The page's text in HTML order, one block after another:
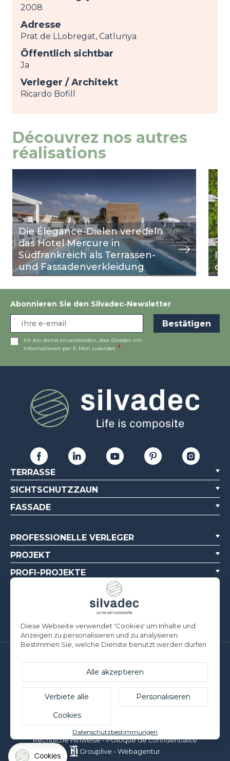
2008
Adresse
Prat de LLobregat, Catlunya
Öffentlich sichtbar
Ja
Verleger / Architekt
Ricardo Bofill
Découvrez nos autres
réalisations
Die Élégance-Dielen veredeln
das Hotel Mercure in
Südfrankreich als Terrassen-
und Fassadenverkleidung
de
Abonnieren Sie den Silvadec-Newsletter
Ich bin damit einverstanden, dass Silvadec mir
Informationen per E-Mail zusendet.
TERRASSE
SICHTSCHUTZZAUN
FASSADE
PROFESSIONELLE VERLEGER
PROJEKT
PROFI-PROJEKTE
DOKUMENTATIONSQUELLEN
Silvadec Deutschland
Ludwig-Erhard-Straße 3
D-84069 Schierling | T. +49 9451 9443 500
Silvadec France
Parc d’Activités de l’Estuaire
F-56190 ARZAL | T. +33 (0)2 97 450 900
© Silvadec - Alle Rechte vorbehalten - Nicht vertragliche Fotos
Rechtliche Hinweise-Politique de confidentialité
Grouplive - Webagentur
Diese Webseite verwendet 'Cookies' um Inhalte und
Anzeigen zu personalisieren und zu analysieren.
Bestimmen Sie, welche Dienste benutzt werden dürfen
Alle akzeptieren
Verbiete alle
Cookies
Personalisieren
Datenschutzbestimmungen